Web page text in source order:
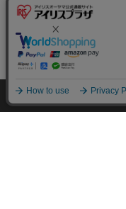
在庫切れ mail_outline入荷
kg×3袋
イチオシ
¥6,980
(4672)
カートに入れる
HOME 探す